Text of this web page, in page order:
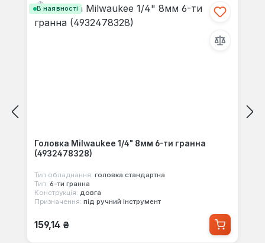
В наявності
Головка Milwaukee 1/4" 8мм 6-ти гранна
(4932478328)
Тип обладнання: головка стандартна
Тип: 6-ти гранна
Конструкція: довга
Призначення: під ручний інструмент
Звичайна ціна:
159,14 ₴